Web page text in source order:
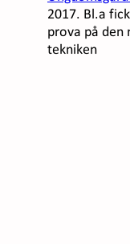
2017. Bl.a
prova på den
tekniken